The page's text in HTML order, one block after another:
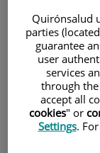
2 deAGOST,
Ángela Alzate
Materna!
Una setmana
Quirónsalud
parties
guarantee
user
services
through
accept all
cookies" or
Settings.